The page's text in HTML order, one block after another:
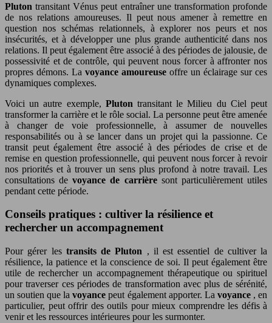
Plutontransitant Vénus peut entraîner une transformation profonde
de nos relations amoureuses. Il peut nous amener à remettre en
question nos schémas relationnels, à explorer nos peurs et nos
insécurités, et à développer une plus grande authenticité dans nos
relations. Il peut également être associé à des périodes de jalousie, de
possessivité et de contrôle, qui peuvent nous forcer à affronter nos
propres démons. La voyance amoureuse offre un éclairage sur ces
dynamiques complexes.
Voici un autre exemple, Plutontransitant le Milieu du Ciel peut
transformer la carrière et le rôle social. La personne peut être amenée
à changer de voie professionnelle, à assumer de nouvelles
responsabilités ou à se lancer dans un projet qui la passionne. Ce
transit peut également être associé à des périodes de crise et de
remise en question professionnelle, qui peuvent nous forcer à revoir
nos priorités et à trouver un sens plus profond à notre travail. Les
consultations devoyance de carrière sont particulièrement utiles
pendant cette période.
Conseils pratiques : cultiver la résilience et
rechercher un accompagnement
Pour gérer les transits de Pluton , il est essentiel de cultiver la
résilience, la patience et la conscience de soi. Il peut également être
utile de rechercher un accompagnement thérapeutique ou spirituel
pour traverser ces périodes de transformation avec plus de sérénité,
un soutien que lavoyancepeut également apporter. La voyance , en
particulier, peut offrir des outils pour mieux comprendre les défis à
venir et les ressources intérieures pour les surmonter.